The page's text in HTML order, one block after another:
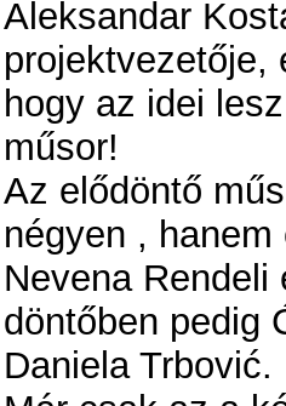
Aleksandar
projektvezetője,
hogy az idei
műsor!
Az elődöntő
négyen ,
Nevena
döntőben pedig
Daniela Trbović.